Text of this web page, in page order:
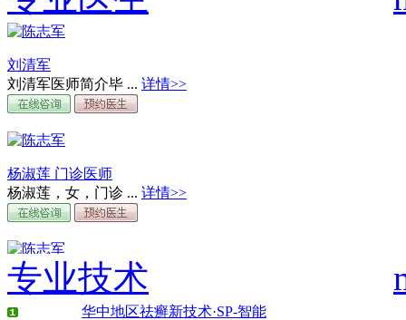
刘清军
刘清军医师简介毕 ... 详情>>
杨淑莲 门诊医师
杨淑莲，女，门诊 ... 详情>>
周文敬 门诊医师
周文敬，女，门诊 ...详情>>
专业技术
华中地区祛癣新技术·SP-智能